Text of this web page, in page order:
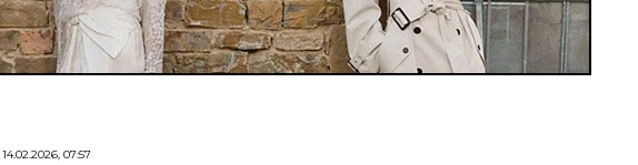
14.02.2026, 07:57